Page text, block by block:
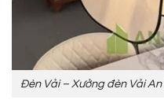
Đèn Vải – Xưởng đèn Vải